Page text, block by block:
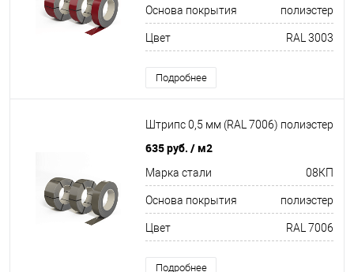
Основа покрытия полиэстер
Цвет RAL 3003
Подробнее
Штрипс 0,5 мм (RAL 7006) полиэстер
635 руб. / м2
Марка стали 08КП
Основа покрытия полиэстер
Цвет RAL 7006
Подробнее